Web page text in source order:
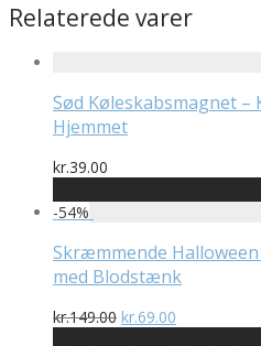
Relaterede varer
Sød Køleskabsmagnet
Hjemmet
kr.39.00
-54%
Skræmmende
med Blodstænk
kr.149.00 Den
kr.69.00